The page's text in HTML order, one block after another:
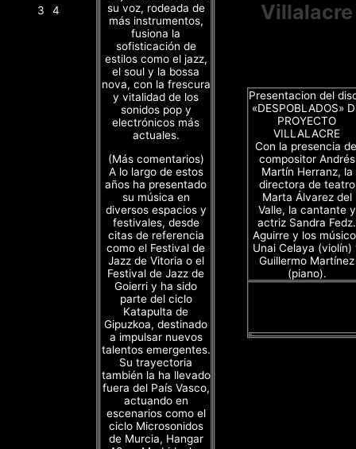
3 4
su voz, rodeada de
más instrumentos,
fusiona la
sofisticación de
estilos como el jazz,
el soul y la bossa
nova, con la frescura
y vitalidad de los
sonidos pop y
electrónicos más
actuales.
(Más comentarios)
A lo largo de estos
años ha presentado
su música en
diversos espacios y
festivales, desde
citas de referencia
como el Festival de
Jazz de Vitoria o el
Festival de Jazz de
Goierri y ha sido
parte del ciclo
Katapulta de
Gipuzkoa, destinado
a impulsar nuevos
talentos emergentes.
Su trayectoria
también la ha llevado
fuera del País Vasco,
actuando en
escenarios como el
ciclo Microsonidos
de Murcia, Hangar
Villalacre
Presentacion del
«DESPOBLADOS»
PROYECTO
VILLALACRE
Con la presencia
compositor Andrés
Martín Herranz, la
directora de teatro
Marta Álvarez del
Valle, la cantante y
actriz Sandra Fedz.
Aguirre y los
Unai Celaya (violín)
Guillermo Martínez
(piano).